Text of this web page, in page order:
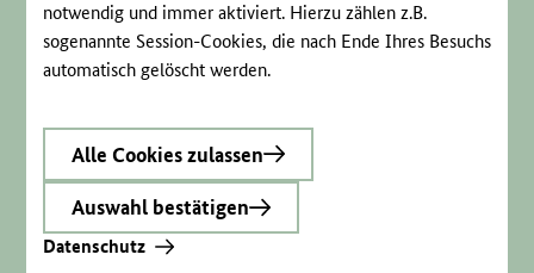
notwendig und immer aktiviert. Hierzu zählen z.B.
sogenannte Session-Cookies, die nach Ende Ihres Besuchs
automatisch gelöscht werden.
Alle Cookies zulassen
Auswahl bestätigen
Datenschutz